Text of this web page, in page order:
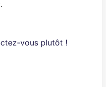
vous plutôt !